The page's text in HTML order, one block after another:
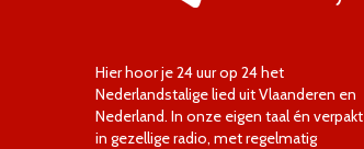
Hier hoor je 24 uur op 24 het
Nederlandstalige lied uit Vlaanderen en
Nederland. In onze eigen taal én verpakt
in gezellige radio, met regelmatig